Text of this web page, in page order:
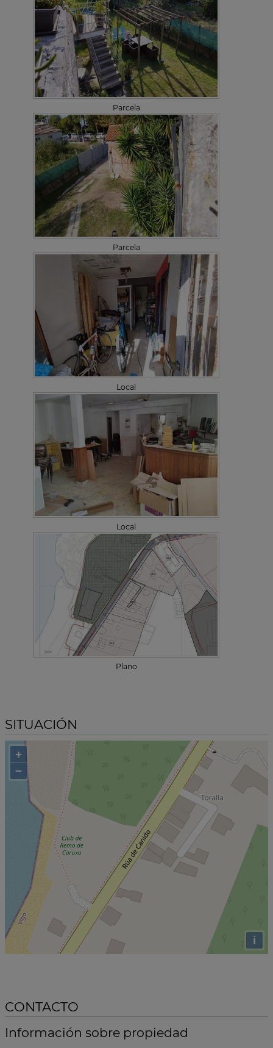
Parcela
Parcela
Local
Local
Plano
SITUACIÓN
+
−
i
CONTACTO
Información sobre propiedad